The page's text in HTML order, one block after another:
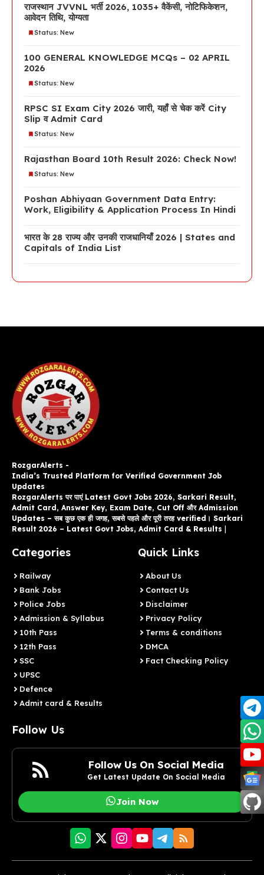
राजस्थान JVVNL भर्ती 2026, 1035+ वैकेंसी, नोटिफिकेशन,
आवेदन तिथि, योग्यता
Status: New
100 GENERAL KNOWLEDGE MCQs – 02 APRIL
2026
Status: New
RPSC SI Exam City 2026 जारी, यहाँ से चेक करें City
Slip व Admit Card
Status: New
Rajasthan Board 10th Result 2026: Check Now!
Status: New
Poshan Abhiyaan Government Data Entry:
Work, Eligibility & Application Process In Hindi
भारत के 28 राज्य और उनकी राजधानियाँ 2026 | States and
Capitals of India List
RozgarAlerts -
India’s Trusted Platform for Verified Government Job
Updates
RozgarAlerts पर पाएं Latest Govt Jobs 2026, Sarkari Result,
Admit Card, Answer Key, Exam Date, Cut Off और Admission
Updates – सब कुछ एक ही जगह, सबसे पहले और पूरी तरह verified। Sarkari
Result 2026 – Latest Govt Jobs, Admit Card & Results
Categories
Railway
Bank Jobs
Police Jobs
Admission & Syllabus
10th Pass
12th Pass
SSC
UPSC
Defence
Admit card & Results
Quick Links
About Us
Contact Us
Disclaimer
Privacy Policy
Terms & conditions
DMCA
Fact Checking Policy
Follow Us
Follow Us On Social Media
Get Latest Update On Social Media
Join Now